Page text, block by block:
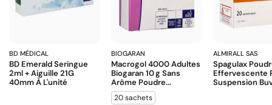
BD MÉDICAL
BD Emerald Seringue
2ml + Aiguille 21G
40mm À L'unité
BIOGARAN
Macrogol 4000 Adultes
Biogaran 10 G Sans
Arôme Poudre...
20 sachets
ALMIRALL SAS
Spagulax
Effervescente
Suspension